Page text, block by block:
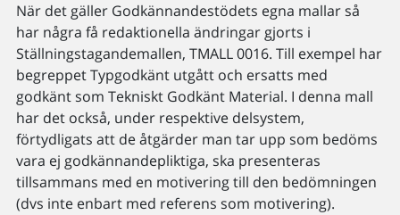
När det gäller Godkännandestödets egna mallar så
har några få redaktionella ändringar gjorts i
Ställningstagandemallen, TMALL 0016. Till exempel har
begreppet Typgodkänt utgått och ersatts med
godkänt som Tekniskt Godkänt Material. I denna mall
har det också, under respektive delsystem,
förtydligats att de åtgärder man tar upp som bedöms
vara ej godkännandepliktiga, ska presenteras
tillsammans med en motivering till den bedömningen
(dvs inte enbart med referens som motivering).